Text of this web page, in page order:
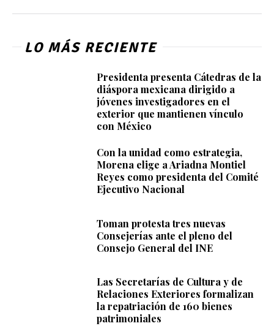
LO MÁS RECIENTE
Presidenta presenta Cátedras de la
diáspora mexicana dirigido a
jóvenes investigadores en el
exterior que mantienen vínculo
con México
Con la unidad como estrategia,
Morena elige a Ariadna Montiel
Reyes como presidenta del Comité
Ejecutivo Nacional
Toman protesta tres nuevas
Consejerías ante el pleno del
Consejo General del INE
Las Secretarías de Cultura y de
Relaciones Exteriores formalizan
la repatriación de 160 bienes
patrimoniales